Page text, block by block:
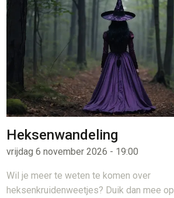
Heksenwandeling
vrijdag 6 november 2026 - 19:00
Wil je meer te weten te komen over
heksenkruidenweetjes? Duik dan mee op